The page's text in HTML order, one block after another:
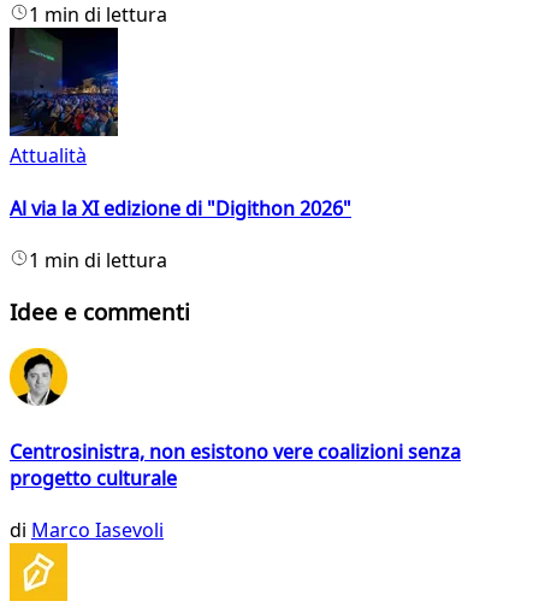
1 min di lettura
Attualità
Al via la XI edizione di "Digithon 2026"
1 min di lettura
Idee e commenti
Centrosinistra, non esistono vere coalizioni senza
progetto culturale
di Marco Iasevoli